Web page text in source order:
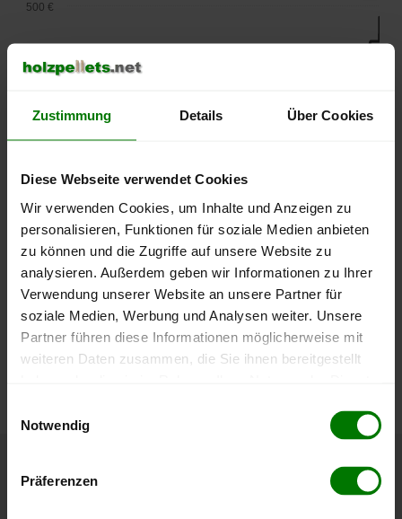
Zustimmung Details Über Cookies
Diese Webseite verwendet Cookies
Wir verwenden Cookies, um Inhalte und Anzeigen zu
personalisieren, Funktionen für soziale Medien anbieten
zu können und die Zugriffe auf unsere Website zu
analysieren. Außerdem geben wir Informationen zu Ihrer
Verwendung unserer Website an unsere Partner für
soziale Medien, Werbung und Analysen weiter. Unsere
Partner führen diese Informationen möglicherweise mit
weiteren Daten zusammen, die Sie ihnen bereitgestellt
Notwendig
Präferenzen
lose Ware Sackware
September
2025
Januar
2026
Mai
2026
250 €
300 €
500 €
Die aktuelle Preisentwicklung für Holzpellets in Deutschland
können Sie jederzeit auf unsererPelletspreise-Seite
Höchst- und Tiefststände der